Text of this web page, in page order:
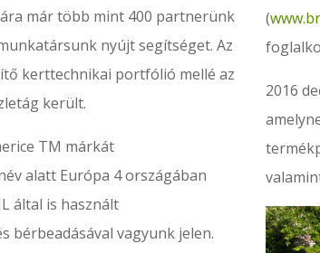
már több mint 400 partnerünk
nyújt segítséget. Az
kerttechnikai portfólió mellé az
került.
TM márkát
alatt Európa 4 országában
által is használt
bérbeadásával vagyunk jelen.
(
2016